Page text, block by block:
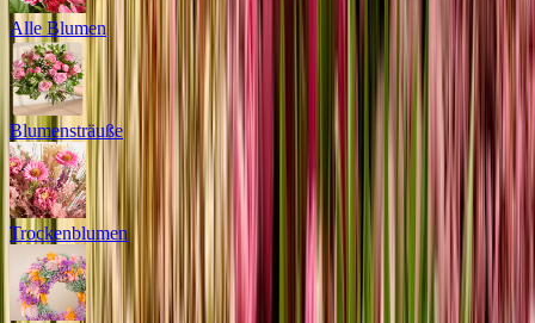
Alle Blumen
Blumensträuße
Trockenblumen